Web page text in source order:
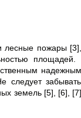
лесные пожары
площадей.
следует
земель [5], [6],